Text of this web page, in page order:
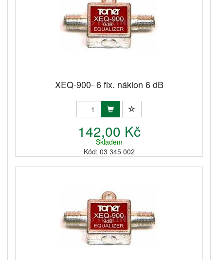
XEQ-900- 6 fix. náklon 6 dB
142,00 Kč
Skladem
Kód: 03 345 002